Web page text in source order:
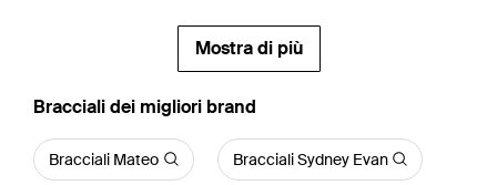
Mostra di più
‪Bracciali‬ dei migliori brand
Bracciali Mateo Bracciali Sydney Evan